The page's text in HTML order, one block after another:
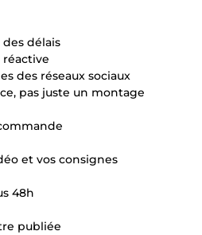
délais
des réseaux sociaux
pas juste un montage
et vos consignes
48h
publiée